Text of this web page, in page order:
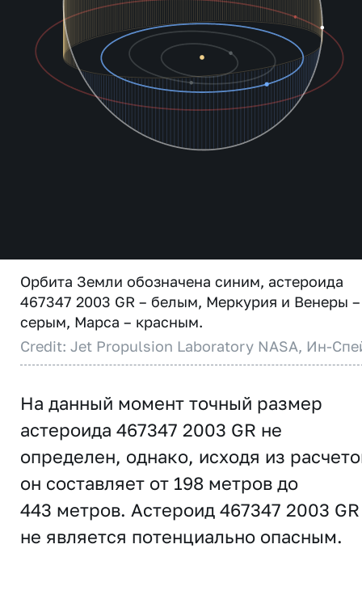
Орбита Земли обозначена синим, астероида
467347 2003 GR – белым, Меркурия и Венеры –
серым, Марса – красным.
Credit: Jet Propulsion Laboratory NASA, Ин-
На данный момент точный размер
астероида 467347 2003 GR не
определен, однако, исходя из
он составляет от 198 метров до
443 метров. Астероид 467347 2003 GR
не является потенциально опасным.